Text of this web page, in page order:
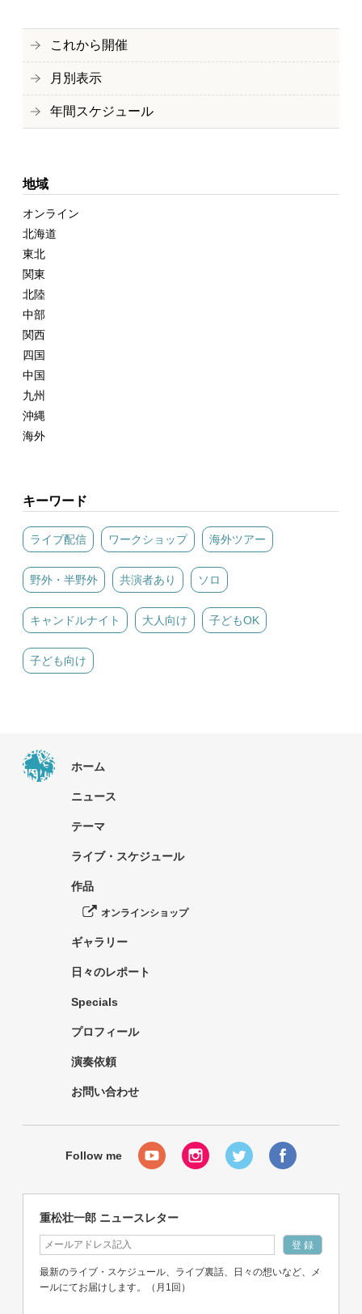
これから開催
月別表示
年間スケジュール
地域
オンライン
北海道
東北
関東
北陸
中部
関西
四国
中国
九州
沖縄
海外
キーワード
ライブ配信 ワークショップ 海外ツアー
野外・半野外 共演者あり ソロ
キャンドルナイト 大人向け 子どもOK
子ども向け
ホーム
ニュース
テーマ
ライブ・スケジュール
作品
オンラインショップ
ギャラリー
日々のレポート
Specials
プロフィール
演奏依頼
お問い合わせ
重松壮一郎 ニュースレター
最新のライブ・スケジュール、ライブ裏話、日々の想いなど、メ
ールにてお届けします。（月1回）